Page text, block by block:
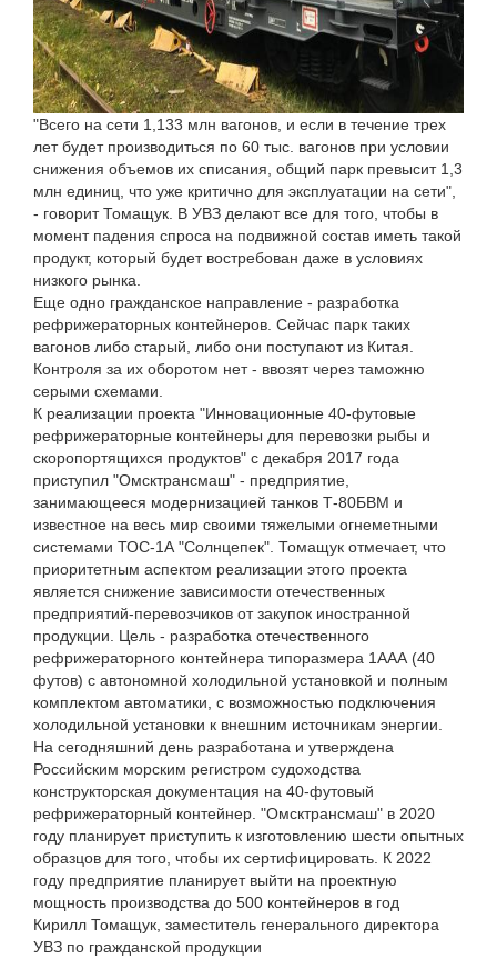
"Всего на сети 1,133 млн вагонов, и если в течение трех
лет будет производиться по 60 тыс. вагонов при условии
снижения объемов их списания, общий парк превысит 1,3
млн единиц, что уже критично для эксплуатации на сети",
- говорит Томащук. В УВЗ делают все для того, чтобы в
момент падения спроса на подвижной состав иметь такой
продукт, который будет востребован даже в условиях
низкого рынка.
Еще одно гражданское направление - разработка
рефрижераторных контейнеров. Сейчас парк таких
вагонов либо старый, либо они поступают из Китая.
Контроля за их оборотом нет - ввозят через таможню
серыми схемами.
К реализации проекта "Инновационные 40-футовые
рефрижераторные контейнеры для перевозки рыбы и
скоропортящихся продуктов" с декабря 2017 года
приступил "Омсктрансмаш" - предприятие,
занимающееся модернизацией танков Т-80БВМ и
известное на весь мир своими тяжелыми огнеметными
системами ТОС-1А "Солнцепек". Томащук отмечает, что
приоритетным аспектом реализации этого проекта
является снижение зависимости отечественных
предприятий-перевозчиков от закупок иностранной
продукции. Цель - разработка отечественного
рефрижераторного контейнера типоразмера 1ААА (40
футов) с автономной холодильной установкой и полным
комплектом автоматики, с возможностью подключения
холодильной установки к внешним источникам энергии.
На сегодняшний день разработана и утверждена
Российским морским регистром судоходства
конструкторская документация на 40-футовый
рефрижераторный контейнер. "Омсктрансмаш" в 2020
году планирует приступить к изготовлению шести опытных
образцов для того, чтобы их сертифицировать. К 2022
году предприятие планирует выйти на проектную
мощность производства до 500 контейнеров в год
Кирилл Томащук, заместитель генерального директора
УВЗ по гражданской продукции